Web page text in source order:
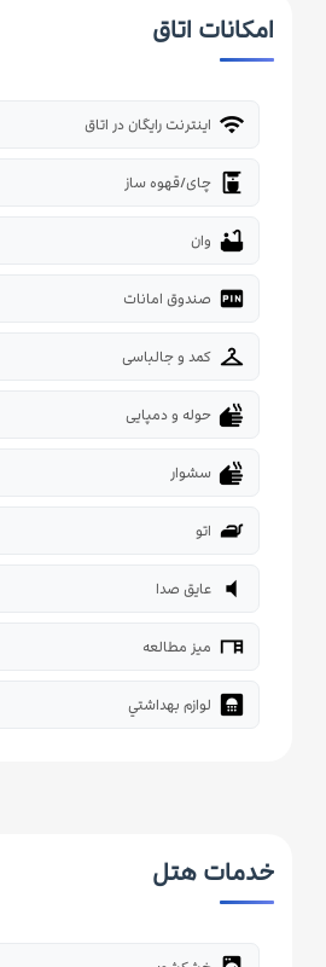
امکانات اتاق
wifi اینترنت رایگان در اتاق
coffee_maker چای/قهوه ساز
bathtub وان
fiber_pin صندوق امانات
checkroom کمد و جالباسی
dry حوله و دمپایی
dry سشوار
iron اتو
volume_mute عایق صدا
desk میز مطالعه
bathroom لوازم بهداشتي
خدمات هتل